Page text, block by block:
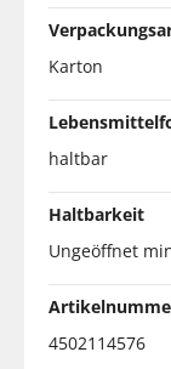
Karton
haltbar
Haltbarkeit
Ungeöffnet
4502114576